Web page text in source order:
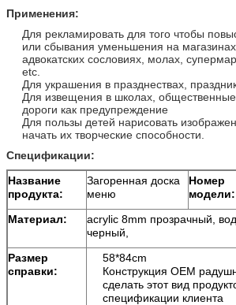
Применения:
Для рекламировать для того чтобы
или сбывания уменьшения на
адвокатских сословиях, молах,
etc.
Для украшения в празднествах,
Для извещения в школах,
дороги как предупреждение
Для пользы детей нарисовать
начать их творческие способности.
Спецификации:
Название
продукта:
Загоренная доска
меню
Номер
модели:
Материал:
acrylic 8mm прозрачный,
черный,
Размер
справки:
58*84cm
Конструкция OEM
сделать этот вид
спецификации клиента